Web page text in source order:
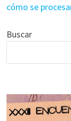
cómo se
Buscar